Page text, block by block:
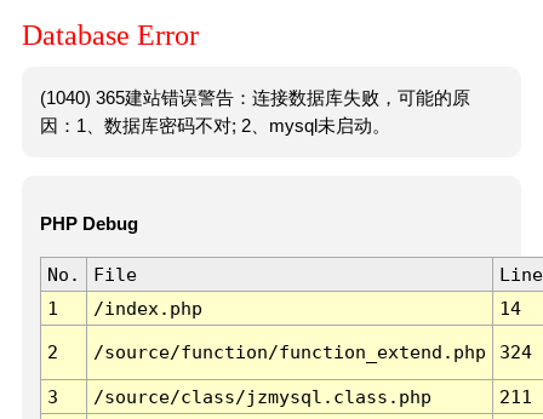
Database Error
(1040) 365建站错误警告：连接数据库失败，可能的原
因：1、数据库密码不对; 2、mysql未启动。
PHP Debug
No. File
Line
1
/index.php 14
2 /source/function/function_extend.php 324
3 /source/class/jzmysql.class.php
211